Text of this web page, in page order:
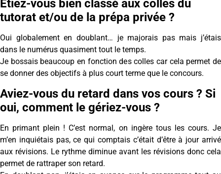
Etiez-vous bien classé aux colles du
tutorat et/ou de la prépa privée ?
Oui globalement en doublant… je majorais pas mais j’étais
dans le numérus quasiment tout le temps.
Je bossais beaucoup en fonction des colles car cela permet de
se donner des objectifs à plus court terme que le concours.
Aviez-vous du retard dans vos cours ? Si
oui, comment le gériez-vous ?
En primant plein ! C’est normal, on ingère tous les cours. Je
m’en inquiétais pas, ce qui comptais c’était d’être à jour arrivé
aux révisions. Le rythme diminue avant les révisions donc cela
permet de rattraper son retard.